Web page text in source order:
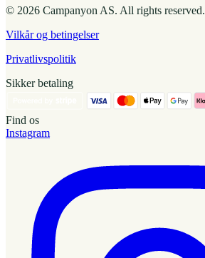
© 2026 Campanyon AS. All rights reserved.
Vilkår og betingelser
Privatlivspolitik
Sikker betaling
Find os
Instagram